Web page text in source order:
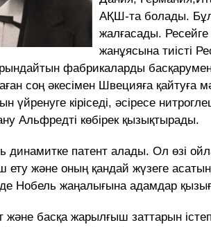
АҚШ-та болады.
жалғасады.
жанұясына тиісті
фабрикаларды
соң әкесімен Швецияға қайтуға
үйренуге кіріседі, әсіресе
Альфредті көбірек қызықтырады.
динамитке патент алады. Ол өзі
ету және оның қандай жүзеге
Нобель жаңалығына адамдар
басқа жарылғыш заттарын